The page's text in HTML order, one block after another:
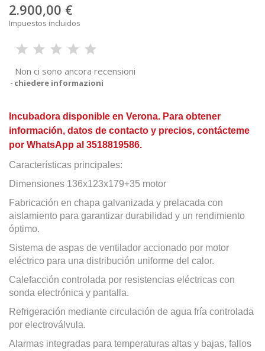
2.900,00 €
Impuestos incluidos
Non ci sono ancora recensioni
chiedere informazioni
Incubadora disponible en Verona. Para obtener
información, datos de contacto y precios, contácteme
por WhatsApp al 3518819586.
Características principales:
Dimensiones 136x123x179+35 motor
Fabricación en chapa galvanizada y prelacada con
aislamiento para garantizar durabilidad y un rendimiento
óptimo.
Sistema de aspas de ventilador accionado por motor
eléctrico para una distribución uniforme del calor.
Calefacción controlada por resistencias eléctricas con
sonda electrónica y pantalla.
Refrigeración mediante circulación de agua fría controlada
por electroválvula.
Alarmas integradas para temperaturas altas y bajas, fallos